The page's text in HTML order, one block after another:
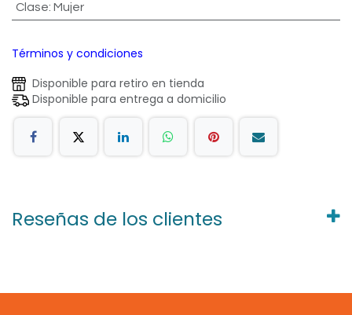
Clase: Mujer
Términos y condiciones
Disponible para retiro en tienda
Disponible para entrega a domicilio
Reseñas de los clientes